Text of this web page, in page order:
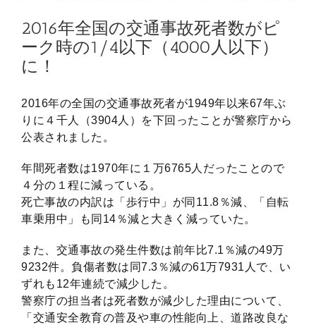
2016年全国の交通事故死者数がピ
ーク時の1/4以下（4000人以下）
に！
2016年の全国の交通事故死者が1949年以来67年ぶ
りに４千人（3904人）を下回ったことが警察庁から
公表されました。
年間死者数は1970年に１万6765人だったことので
４分の１程に減っている。
死亡事故の内訳は「歩行中」が同11.8％減、「自転
車乗用中」も同14％減と大きく減っていた。
また、交通事故の発生件数は前年比7.1％減の49万
9232件。負傷者数は同7.3％減の61万7931人で、い
ずれも12年連続で減少した。
警察庁の担当者は死者数が減少した理由について、
「交通安全教育の普及や車の性能向上、道路改良な